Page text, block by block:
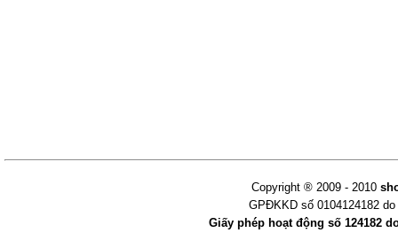
Copyright ® 2009 - 2010
GPĐKKD số 0104124182
Giấy phép hoạt động số 124182